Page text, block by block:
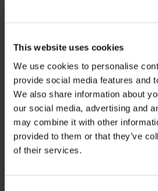
This website uses cookies
We use cookies to personalise
provide social media features and
We also share information about
our social media, advertising and
may combine it with other
provided to them or that they’ve
of their services.
Nova ves 17
TT Hotels
TUI BLUE Adriatic Beach
TUI BLUE Makarska
TUI BLUE Kalamota Island Resort
Camp Dole